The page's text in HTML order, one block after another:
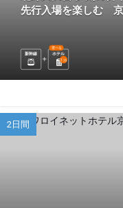
先行入場を楽しむ
新幹線 ホテル
選べる
1 泊
2日間